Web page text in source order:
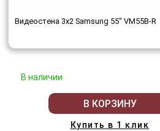
Видеостена 3x2 Samsung 55" VM55B-R
В наличии
В КОРЗИНУ
Купить в 1 клик